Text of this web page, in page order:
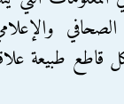
الصحافي
قاطع طبيعة